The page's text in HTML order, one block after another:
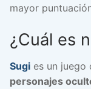
mayor
¿Cuál es
Sugi es un juego
personajes